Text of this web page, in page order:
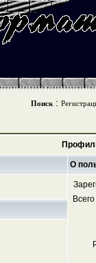
Поиск :
О